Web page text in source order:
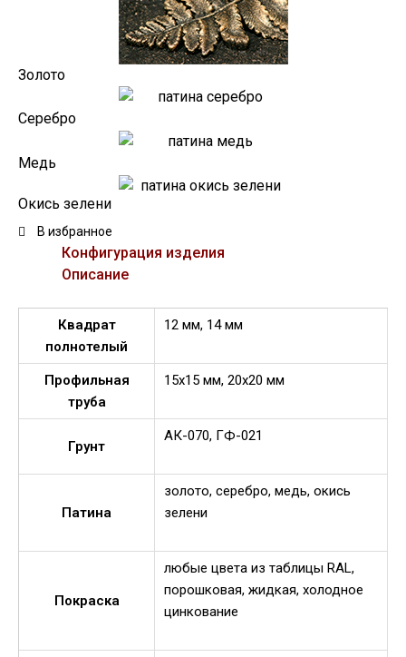
Золото
Серебро
Медь
Окись зелени
В избранное
Конфигурация изделия
Описание
Квадрат
полнотелый
12 мм, 14 мм
Профильная
труба
15х15 мм, 20х20 мм
Грунт
АК-070, ГФ-021
Патина
золото, серебро, медь, окись
зелени
Покраска
любые цвета из таблицы RAL,
порошковая, жидкая, холодное
цинкование